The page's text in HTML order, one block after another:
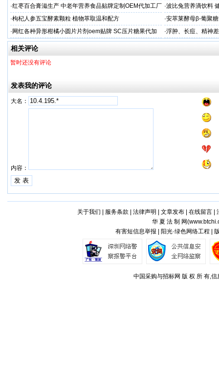
代加工
·红枣百合膏滋生产 中老年营养食品贴牌定制OEM代加工厂
家
·波比兔营养滴饮料
·枸杞人参五宝酵素颗粒 植物萃取温和配方 ·安萃莱酵母β-葡聚
· 网红各种异形柑橘小圆片片剂oem贴牌 SC压片糖果代加
工厂
·浮肿、长痘、精神
加工
相关评论
暂时还没有评论
发表我的评论
大名：
内容：
关于我们 服务条款 法律声明 文章发布| 在线留言|
华 夏 法 制 网(
有害短信息举报 | 阳光·绿色网络工程 |
中国采购与招标网 版 权 所 有,